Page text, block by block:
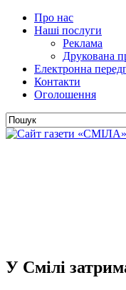
Про нас
Наші послуги
Реклама
Друкована
Електронна
Контакти
Оголошення
У Смілі